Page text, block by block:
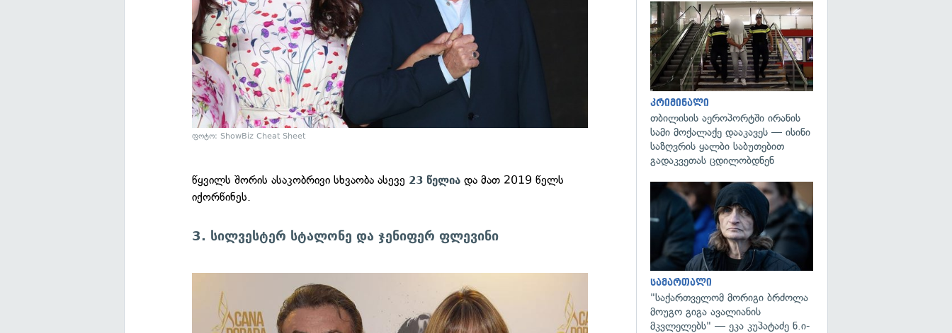
ფოტო: ShowBiz Cheat Sheet
წყვილს შორის ასაკობრივი სხვაობა ასევე 23 წელია და მათ 2019 წელს
იქორწინეს.
3. სილვესტერ სტალონე და ჯენიფერ ფლევინი
კრიმინალი
თბილისის აეროპორტში ირანის
სამი მოქალაქე დააკავეს — ისინი
საზღვრის ყალბი საბუთებით
გადაკვეთას ცდილობდნენ
სამართალი
"საქართველომ მორიგი ბრძოლა
მოუგო გიგა ავალიანის
მკვლელებს" — ეკა კუპატაძე ნ.ი-